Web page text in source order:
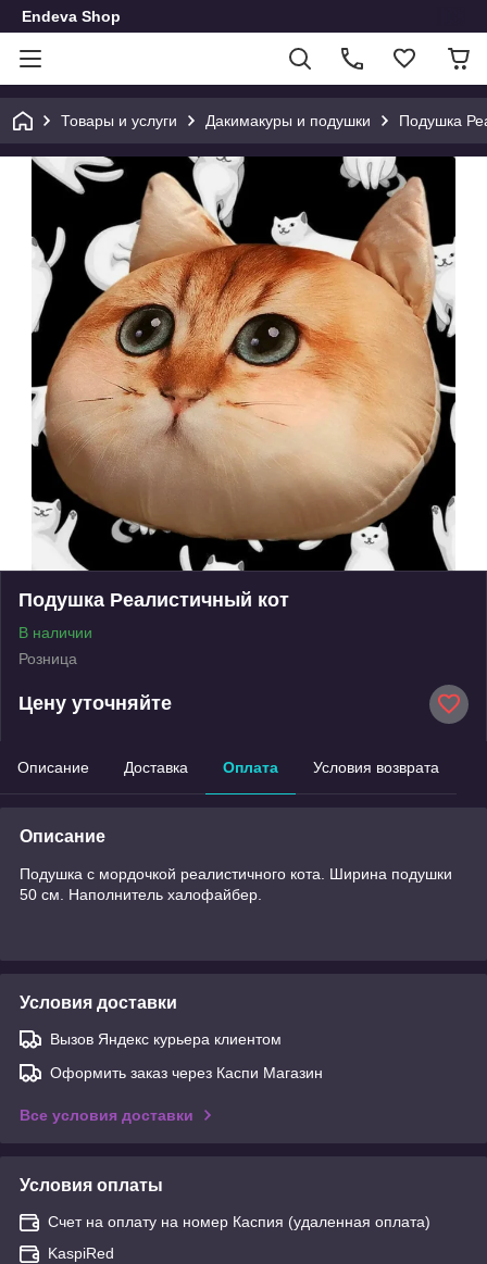
Endeva Shop
Товары и услуги Дакимакуры и подушки Подушка
Подушка Реалистичный кот
В наличии
Розница
Цену уточняйте
Описание Доставка Оплата Условия возврата
Описание
Подушка с мордочкой реалистичного кота. Ширина подушки
50 см. Наполнитель халофайбер.
Условия доставки
Вызов Яндекс курьера клиентом
Оформить заказ через Каспи Магазин
Все условия доставки
Условия оплаты
Счет на оплату на номер Каспия (удаленная оплата)
KaspiRed